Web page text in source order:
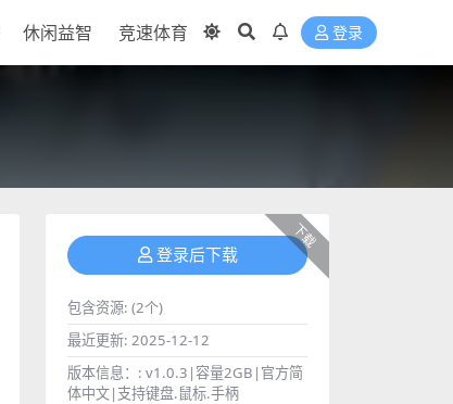
休闲益智 竞速体育 登录
下载
登录后下载
包含资源: (2个)
最近更新: 2025-12-12
版本信息：: v1.0.3|容量2GB|官方简
体中文|支持键盘.鼠标.手柄